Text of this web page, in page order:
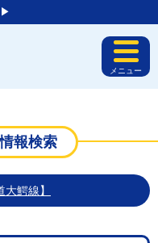
▶︎
メニュー
報検索
鰐線】